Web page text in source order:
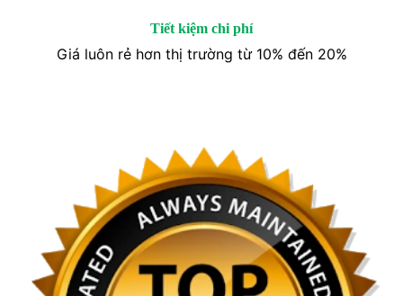
Tiết kiệm chi phí
Giá luôn rẻ hơn thị trường từ 10% đến 20%